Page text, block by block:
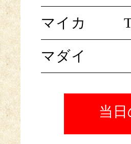
マイカ
マダイ
当